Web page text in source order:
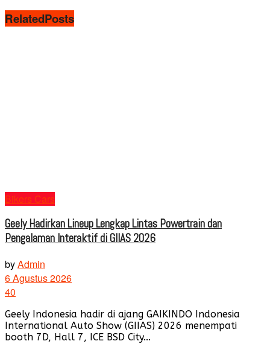
RelatedPosts
Bikers Cars
Geely Hadirkan Lineup Lengkap Lintas Powertrain dan
Pengalaman Interaktif di GIIAS 2026
byAdmin
6 Agustus 2026
40
Geely Indonesia hadir di ajang GAIKINDO Indonesia
International Auto Show (GIIAS) 2026 menempati
booth 7D, Hall 7, ICE BSD City...